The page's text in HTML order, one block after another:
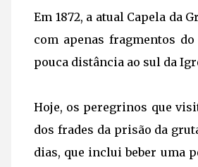
Em 1872, a atual Capela da
com apenas fragmentos
pouca distância ao sul da
Hoje, os peregrinos que
dos frades da prisão da
dias, que inclui beber uma